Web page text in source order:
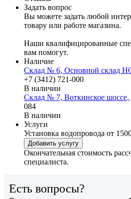
Задать вопрос
Вы можете задать любой
товару или работе магазина.
Наши квалифицированные
вам помогут.
Наличие
Склад № 6, Основной склад
+7 (3412) 721-000
В наличии
Склад № 7, Воткинское шоссе,
084
В наличии
Услуги
Установка водопровода от
Добавить услугу
Окончательная стоимость
специалиста.
Есть вопросы?